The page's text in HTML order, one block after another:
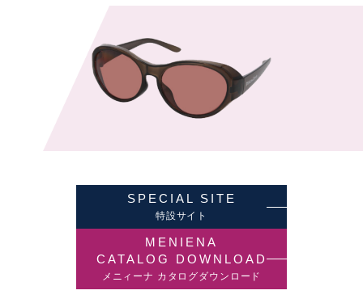
SPECIAL SITE
特設サイト
MENIENA
CATALOG DOWNLOAD
メニィーナ カタログダウンロード